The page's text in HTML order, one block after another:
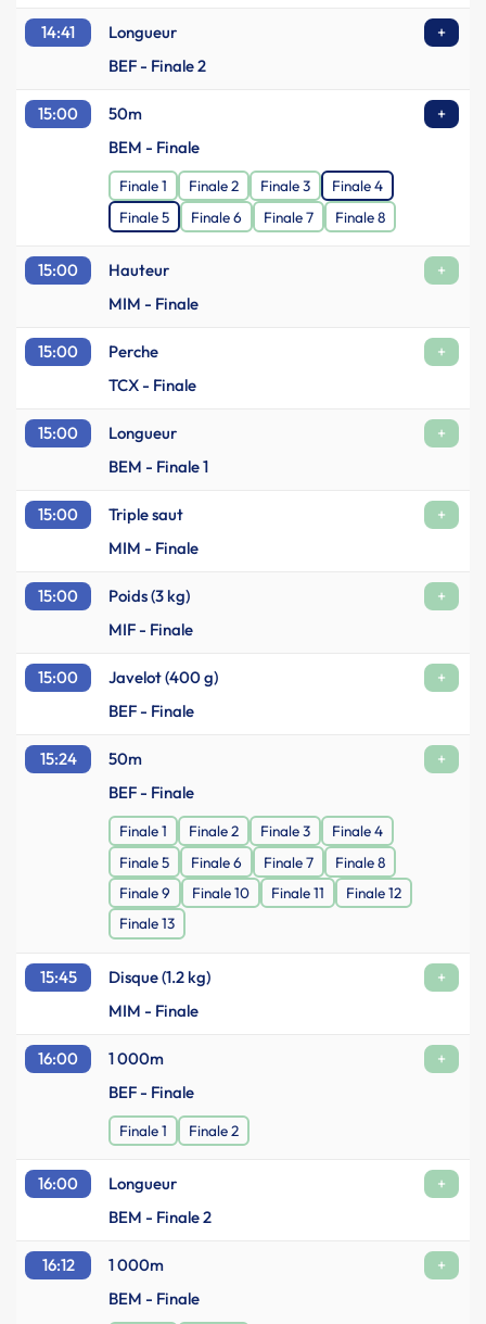
14:41 Longueur
+
BEF - Finale 2
15:00 50m
+
BEM - Finale
Finale 1 Finale 2 Finale 3
Finale 4
Finale 5
Finale 6 Finale 7 Finale 8
15:00 Hauteur
+
MIM - Finale
15:00 Perche
+
TCX - Finale
15:00 Longueur
+
BEM - Finale 1
15:00 Triple saut
+
MIM - Finale
15:00 Poids (3 kg)
+
MIF - Finale
15:00 Javelot (400 g)
+
BEF - Finale
15:24 50m
+
BEF - Finale
Finale 1 Finale 2 Finale 3
Finale 4
Finale 5
Finale 6 Finale 7
Finale 8
Finale 9
Finale 10 Finale 11
Finale 12
Finale 13
15:45 Disque (1.2 kg)
+
MIM - Finale
16:00 1 000m
+
BEF - Finale
Finale 1 Finale 2
16:00 Longueur
+
BEM - Finale 2
16:12 1 000m
+
BEM - Finale